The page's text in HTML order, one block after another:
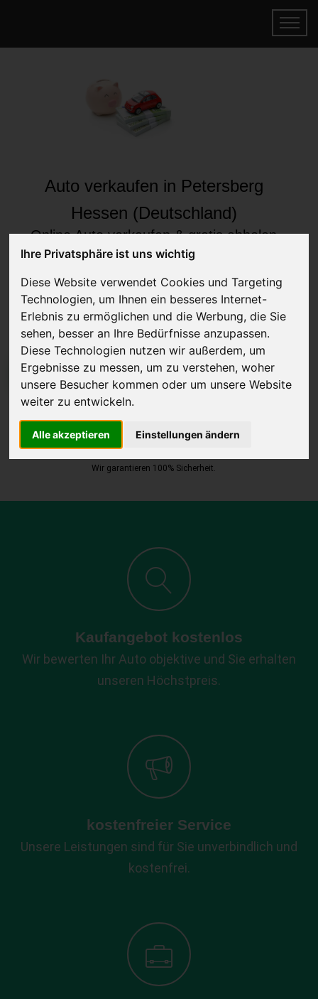
Ihre Privatsphäre ist uns wichtig
Diese Website verwendet Cookies und Targeting
Technologien, um Ihnen ein besseres Internet-
Erlebnis zu ermöglichen und die Werbung, die Sie
sehen, besser an Ihre Bedürfnisse anzupassen.
Diese Technologien nutzen wir außerdem, um
Ergebnisse zu messen, um zu verstehen, woher
unsere Besucher kommen oder um unsere Website
weiter zu entwickeln.
Alle akzeptieren Einstellungen ändern
Auto verkaufen in Petersberg
Hessen (Deutschland)
Online Auto verkaufen & gratis abholen
lassen
JETZT KOSTENLOSE BEWERTUNG
Kostenloses Angebotfür den Ankauf Ihres Autos inklusive der
Wir garantieren 100% Sicherheit.
Kaufangebot kostenlos
Wir bewerten Ihr Auto objektive und Sie erhalten
unseren Höchstpreis.
kostenfreier Service
Unsere Leistungen sind für Sie unverbindlich und
kostenfrei.